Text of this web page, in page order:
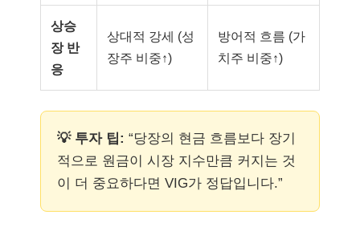
상승
장 반
응
상대적 강세 (성
장주 비중↑)
방어적 흐름 (가
치주 비중↑)
💡 투자 팁: “당장의 현금 흐름보다 장기
적으로 원금이 시장 지수만큼 커지는 것
이 더 중요하다면 VIG가 정답입니다.”